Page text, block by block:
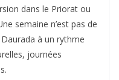
dans le Priorat ou
semaine n’est pas de
à un rythme
journées